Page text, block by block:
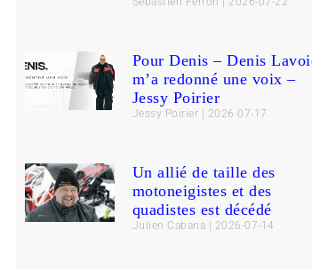
Pour Denis – Denis
m’a redonné une voix –
Jessy Poirier
Jessy Poirier 2026-07-17
Un allié de taille des
motoneigistes et des
quadistes est décédé
Julien Cabana 2026-07-14